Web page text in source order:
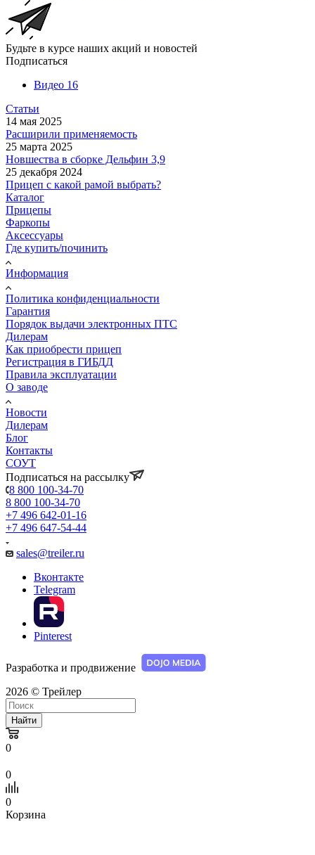
Будьте в курсе наших акций и новостей
Подписаться
Видео 16
Статьи
14 мая 2025
Расширили применяемость
25 марта 2025
Новшества в сборке Дельфин 3,9
25 декабря 2024
Прицеп с какой рамой выбрать?
Каталог
Прицепы
Фаркопы
Аксессуары
Где купить/починить
Информация
Политика конфиденциальности
Гарантия
Порядок выдачи электронных ПТС
Дилерам
Как приобрести прицеп
Регистрация в ГИБДД
Правила эксплуатации
О заводе
Новости
Дилерам
Блог
Контакты
СОУТ
Подписаться на рассылку
8 800 100-34-70
8 800 100-34-70
+7 496 642-01-16
+7 496 647-54-44
sales@treiler.ru
Вконтакте
Telegram
Pinterest
Разработка и продвижение
2026 © Трейлер
Найти
0
0
0
Корзина